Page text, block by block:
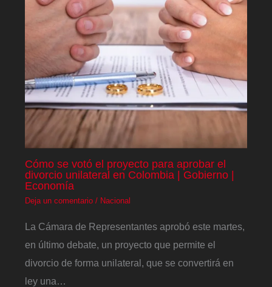
Cómo se votó el proyecto para aprobar el
divorcio unilateral en Colombia | Gobierno |
Economía
Deja un comentario / Nacional
La Cámara de Representantes aprobó este martes,
en último debate, un proyecto que permite el
divorcio de forma unilateral, que se convertirá en
ley una…